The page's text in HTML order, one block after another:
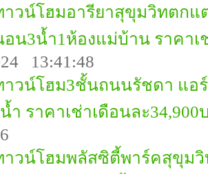
าวน์โฮมอารียาสุขุมวิทตกแ
น3น้ำ1ห้องแม่บ้าน ราคาเ
13:41:48
าวน์โฮม3ชั้นถนนรัชดา แอ
ำ ราคาเช่าเดือนละ34,900
าวน์โฮมพลัสซิตี้พาร์คสุขุม